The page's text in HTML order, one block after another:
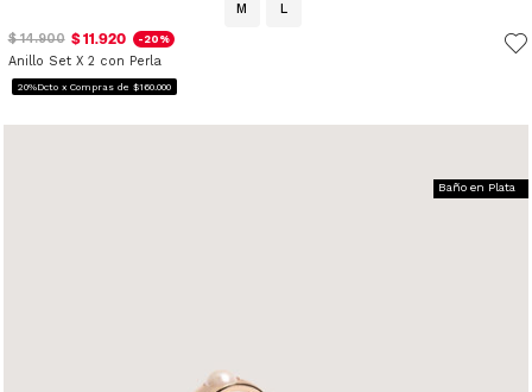
M L
$ 14.900 $ 11.920 -20%
Anillo Set X 2 con Perla
20%Dcto x Compras de $160.000
Baño en Plata